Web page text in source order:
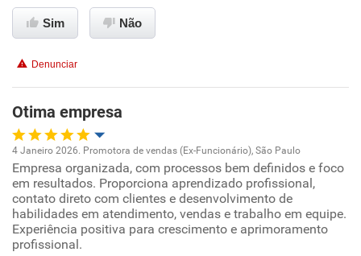
Ambiente de trabalho
Benefícios
Não recomenda esta empresa
Sim Não
Denunciar
Otima empresa
Oportunidade de promoção
Ambiente de trabalho
Conciliação com a vida familiar
4 Janeiro 2026. Promotora de vendas (Ex-Funcionário), São Paulo
Empresa organizada, com processos bem definidos e foco
em resultados. Proporciona aprendizado profissional,
contato direto com clientes e desenvolvimento de
habilidades em atendimento, vendas e trabalho em equipe.
Experiência positiva para crescimento e aprimoramento
profissional.